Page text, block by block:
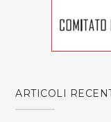
ARTICOLI